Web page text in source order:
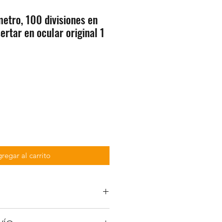
100 divisiones en
en ocular original 1
al carrito